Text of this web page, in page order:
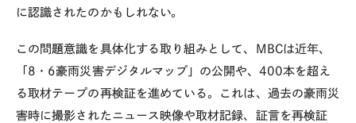
に認識されたのかもしれない。
この問題意識を具体化する取り組みとして、 MBCは近年、
「 8 ・ 6豪雨災害デジタルマップ」の公開や、 400本を超え
る取材テープの再検証を進めている。これは、過去の豪雨災
害時に撮影されたニュース映像や取材記録、証言を再検証